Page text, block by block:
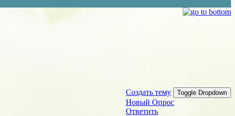
Создать тему Toggle Dropdown
Новый Опрос
Ответить